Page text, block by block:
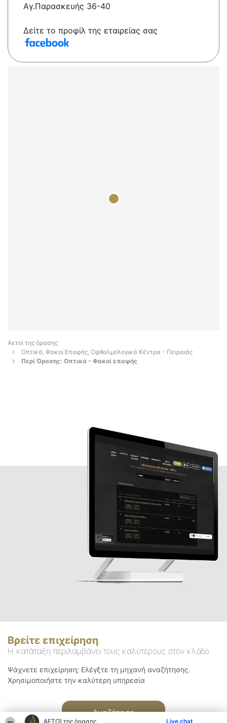
ΑΕΤΟΊ της όρασης Live chat
Αγ.Παρασκευής 36-40
Δείτε το προφίλ της εταιρείας σας
Αετοί της όρασης
Οπτικά, Φακοί Επαφής, Οφθαλμολογικά Κέντρα - Πειραιάς
Περί Όρασης: Oπτικά - Φακοί επαφής
Βρείτε επιχείρηση
Η κατάταξη περιλαμβάνει τους καλύτερους στον κλάδο
Ψάχνετε επιχείρηση; Ελέγξτε τη μηχανή αναζήτησης.
Χρησιμοποιήστε την καλύτερη υπηρεσία
Αναζήτηση